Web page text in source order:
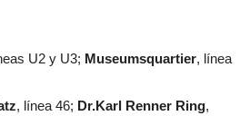
U2 y U3; Museumsquartier, línea
, línea 46; Dr.Karl Renner Ring,